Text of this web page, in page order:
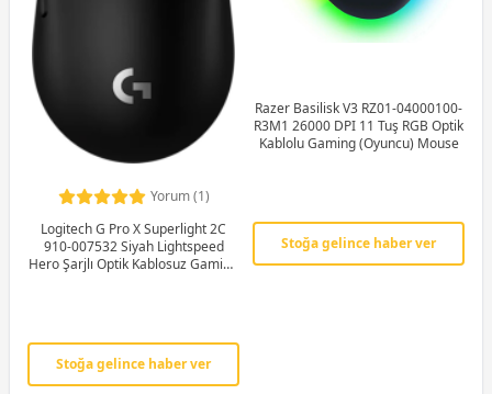
Yorum (1)
Logitech G Pro X Superlight 2C
910-007532 Siyah Lightspeed
Hero Şarjlı Optik Kablosuz Gaming
Stoğa gelince haber ver
Razer Basilisk V3 RZ01-04000100-
R3M1 26000 DPI 11 Tuş RGB Optik
Kablolu Gaming (Oyuncu) Mouse
Stoğa gelince haber ver